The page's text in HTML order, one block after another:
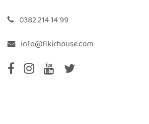
0382 214 14 99
info@fikirhouse.com